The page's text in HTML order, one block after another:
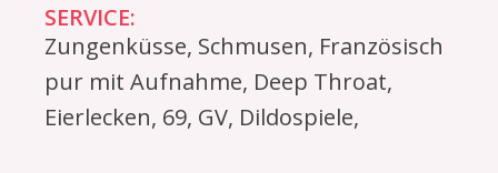
SERVICE:
Zungenküsse, Schmusen, Französisch
pur mit Aufnahme, Deep Throat,
Eierlecken, 69, GV, Dildospiele,